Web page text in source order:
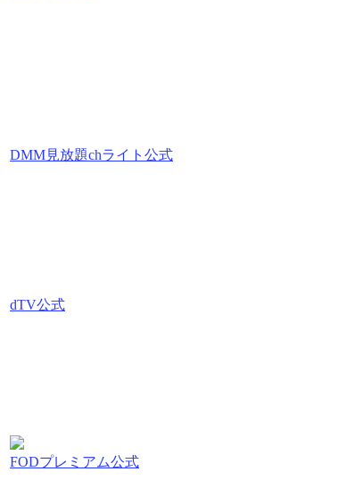
DMM見放題chライト公式
dTV公式
FODプレミアム公式